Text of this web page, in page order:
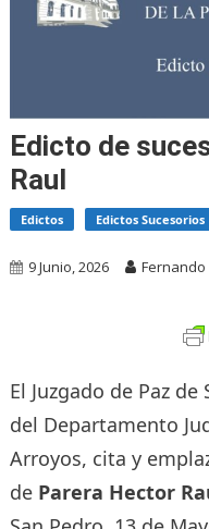
Edicto de
Raul
Edictos Edictos Sucesorios
9 Junio, 2026
El Juzgado de Paz
del Departamento
Arroyos, cita y
de Parera Hector